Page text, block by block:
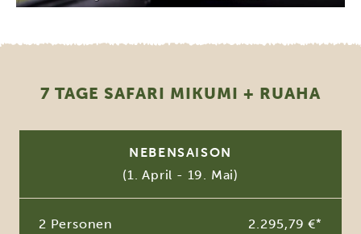
7 TAGE SAFARI MIKUMI + RUAHA
NEBENSAISON
(1. April - 19. Mai)
2 Personen 2.295,79 €*